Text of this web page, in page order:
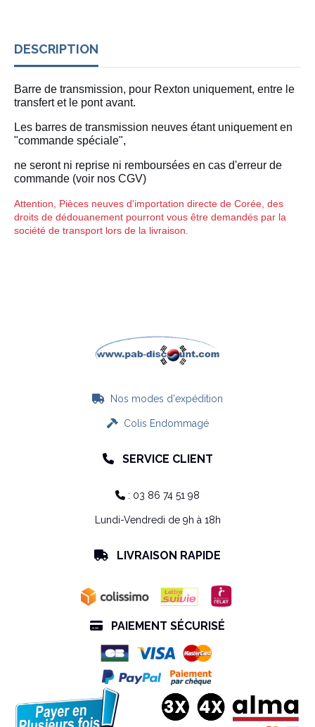
DESCRIPTION
Barre de transmission, pour Rexton uniquement, entre le
transfert et le pont avant.
Les barres de transmission neuves étant uniquement en
"commande spéciale",
ne seront ni reprise ni remboursées en cas d'erreur de
commande (voir nos CGV)
Attention, Pièces neuves d'importation directe de Corée, des
droits de dédouanement pourront vous être demandés par la
société de transport lors de la livraison.
 Nos modes d'expédition
Colis Endommagé
 SERVICE CLIENT
 : 03 86 74 51 98
Lundi-Vendredi de 9h à 18h
 LIVRAISON RAPIDE
 PAIEMENT SÉCURISÉ